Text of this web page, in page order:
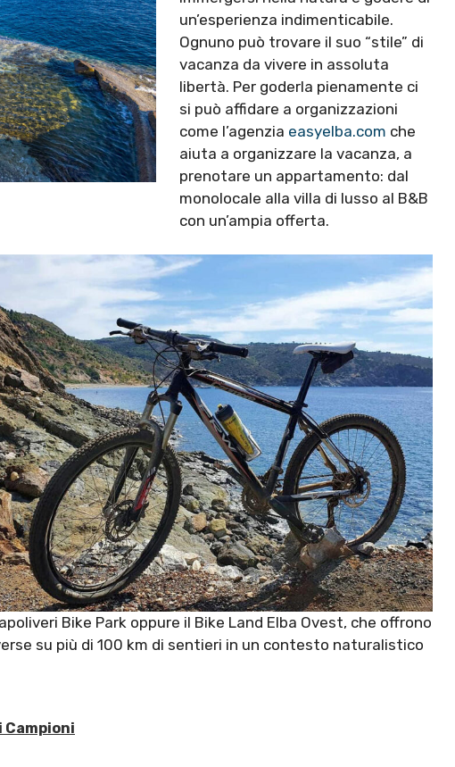
un’esperienza indimenticabile.
Ognuno può trovare il suo “stile” di
vacanza da vivere in assoluta
libertà. Per goderla pienamente ci
si può affidare a organizzazioni
come l’agenzia easyelba.com che
aiuta a organizzare la vacanza, a
prenotare un appartamento: dal
monolocale alla villa di lusso al B&B
con un’ampia offerta.
Bike Park oppure il Bike Land Elba Ovest, che offrono
su più di 100 km di sentieri in un contesto naturalistico
Campioni